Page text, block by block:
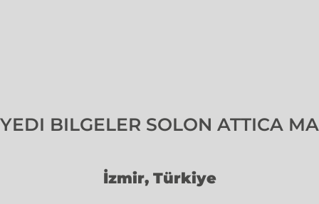
BILGELER SOLON ATTICA
İzmir, Türkiye